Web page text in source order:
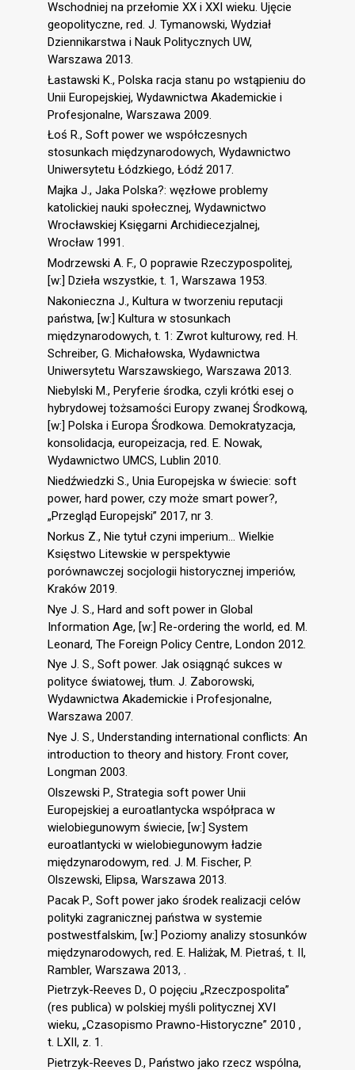
Wschodniej na przełomie XX i XXI wieku. Ujęcie
geopolityczne, red. J. Tymanowski, Wydział
Dziennikarstwa i Nauk Politycznych UW,
Warszawa 2013.
Łastawski K., Polska racja stanu po wstąpieniu do
Unii Europejskiej, Wydawnictwa Akademickie i
Profesjonalne, Warszawa 2009.
Łoś R., Soft power we współczesnych
stosunkach międzynarodowych, Wydawnictwo
Uniwersytetu Łódzkiego, Łódź 2017.
Majka J., Jaka Polska?: węzłowe problemy
katolickiej nauki społecznej, Wydawnictwo
Wrocławskiej Księgarni Archidiecezjalnej,
Wrocław 1991.
Modrzewski A. F., O poprawie Rzeczypospolitej,
[w:] Dzieła wszystkie, t. 1, Warszawa 1953.
Nakonieczna J., Kultura w tworzeniu reputacji
państwa, [w:] Kultura w stosunkach
międzynarodowych, t. 1: Zwrot kulturowy, red. H.
Schreiber, G. Michałowska, Wydawnictwa
Uniwersytetu Warszawskiego, Warszawa 2013.
Niebylski M., Peryferie środka, czyli krótki esej o
hybrydowej tożsamości Europy zwanej Środkową,
[w:] Polska i Europa Środkowa. Demokratyzacja,
konsolidacja, europeizacja, red. E. Nowak,
Wydawnictwo UMCS, Lublin 2010.
Niedźwiedzki S., Unia Europejska w świecie: soft
power, hard power, czy może smart power?,
„Przegląd Europejski” 2017, nr 3.
Norkus Z., Nie tytuł czyni imperium... Wielkie
Księstwo Litewskie w perspektywie
porównawczej socjologii historycznej imperiów,
Kraków 2019.
Nye J. S., Hard and soft power in Global
Information Age, [w:] Re-ordering the world, ed. M.
Leonard, The Foreign Policy Centre, London 2012.
Nye J. S., Soft power. Jak osiągnąć sukces w
polityce światowej, tłum. J. Zaborowski,
Wydawnictwa Akademickie i Profesjonalne,
Warszawa 2007.
Nye J. S., Understanding international conflicts: An
introduction to theory and history. Front cover,
Longman 2003.
Olszewski P., Strategia soft power Unii
Europejskiej a euroatlantycka współpraca w
wielobiegunowym świecie, [w:] System
euroatlantycki w wielobiegunowym ładzie
międzynarodowym, red. J. M. Fischer, P.
Olszewski, Elipsa, Warszawa 2013.
Pacak P., Soft power jako środek realizacji celów
polityki zagranicznej państwa w systemie
postwestfalskim, [w:] Poziomy analizy stosunków
międzynarodowych, red. E. Haliżak, M. Pietraś, t. II,
Rambler, Warszawa 2013, .
Pietrzyk-Reeves D., O pojęciu „Rzeczpospolita”
(res publica) w polskiej myśli politycznej XVI
wieku, „Czasopismo Prawno-Historyczne” 2010 ,
t. LXII, z. 1.
Pietrzyk-Reeves D., Państwo jako rzecz wspólna,